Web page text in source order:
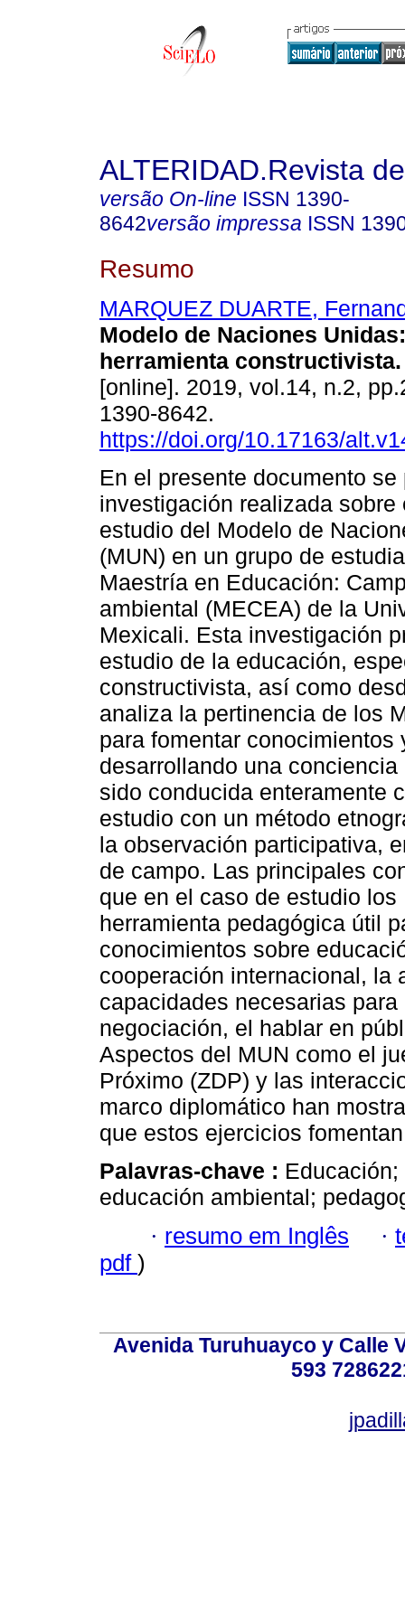
ALTERIDAD.Revista
versão On-line ISSN 1390-
8642versão impressa ISSN
Resumo
MARQUEZ DUARTE,
Modelo de Naciones
herramienta constructivista.
[online]. 2019, vol.14, n.2,
1390-8642.
https://doi.org/10.17163/
En el presente documento se
investigación realizada sobre
estudio del Modelo de
(MUN) en un grupo de
Maestría en Educación:
ambiental (MECEA) de la
Mexicali. Esta investigación
estudio de la educación,
constructivista, así como
analiza la pertinencia de los
para fomentar
desarrollando una
sido conducida enteramente
estudio con un método
la observación participativa,
de campo. Las principales
que en el caso de estudio
herramienta pedagógica útil
conocimientos sobre
cooperación internacional, la
capacidades necesarias
negociación, el hablar en
Aspectos del MUN como el
Próximo (ZDP) y las
marco diplomático han
que estos ejercicios
Palavras-chave :
educación ambiental;
· resumo em Inglês ·
pdf )
Avenida Turuhuayco y Calle
593